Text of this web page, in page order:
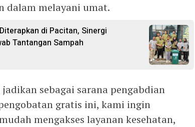
dalam melayani umat.
di Pacitan, Sinergi
Tantangan Sampah
sebagai sarana pengabdian
gratis ini, kami ingin
mengakses layanan kesehatan,